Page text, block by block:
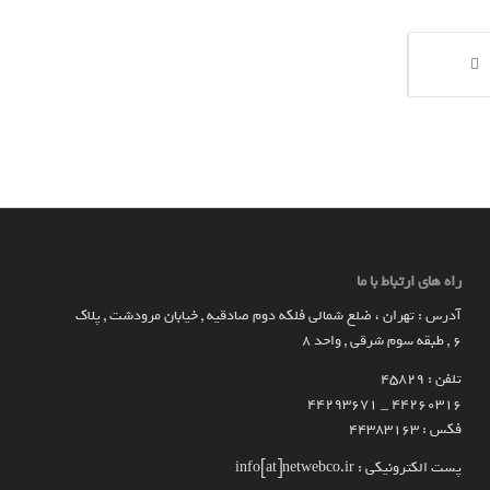
راه های ارتباط با ما
آدرس : تهران ، ضلع شمالی فلکه دوم صادقیه , خیابان مرودشت , پلاک
۶ , طبقه سوم شرقی , واحد ۸
تلفن : 45829
۴۴۲۶۰۳۱۶ _ 44293671
فکس : 44383163
پست الکترونیکی : info[at]netwebco.ir